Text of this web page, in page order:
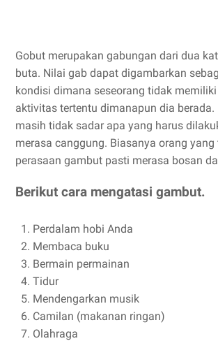
Gobut merupakan gabungan dari dua
buta. Nilai gab dapat digambarkan
kondisi dimana seseorang tidak
aktivitas tertentu dimanapun dia berada.
masih tidak sadar apa yang harus
merasa canggung. Biasanya orang yang
perasaan gambut pasti merasa bosan
Berikut cara mengatasi gambut.
Perdalam hobi Anda
Membaca buku
Bermain permainan
Tidur
Mendengarkan musik
Camilan (makanan ringan)
Olahraga